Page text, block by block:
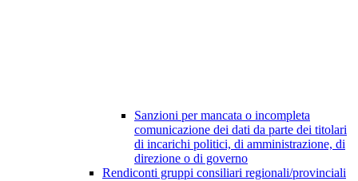
Sanzioni per mancata o incompleta
comunicazione dei dati da parte dei titolari
di incarichi politici, di amministrazione, di
direzione o di governo
Rendiconti gruppi consiliari regionali/provinciali